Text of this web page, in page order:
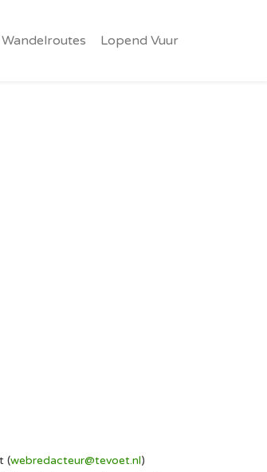
Wandelroutes Lopend Vuur
(webredacteur@tevoet.nl)